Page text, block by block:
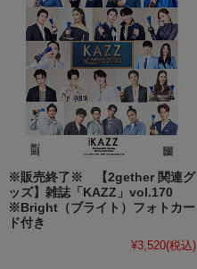
※販売終了※ 【2gether 関連グ
ッズ】雑誌「KAZZ」vol.170
※Bright（ブライト）フォトカー
ド付き
¥3,520(税込)